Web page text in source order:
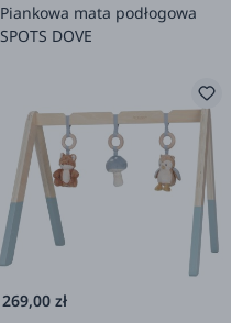
Piankowa mata podłogowa
SPOTS DOVE
269,00 zł